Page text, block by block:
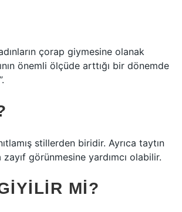
çorap giymesine olanak
önemli ölçüde arttığı bir dönemde
stillerden biridir. Ayrıca taytın
görünmesine yardımcı olabilir.
MI?